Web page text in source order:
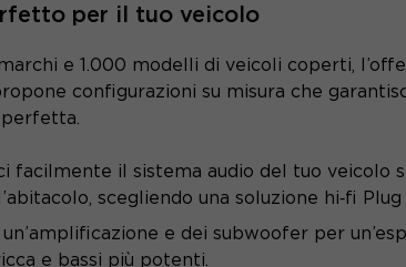
per il tuo veicolo
e 1.000 modelli di veicoli coperti,
configurazioni su misura che
facilmente il sistema audio del tuo veicolo
scegliendo una soluzione hi‑fi Plug
e dei subwoofer per
e bassi più potenti.